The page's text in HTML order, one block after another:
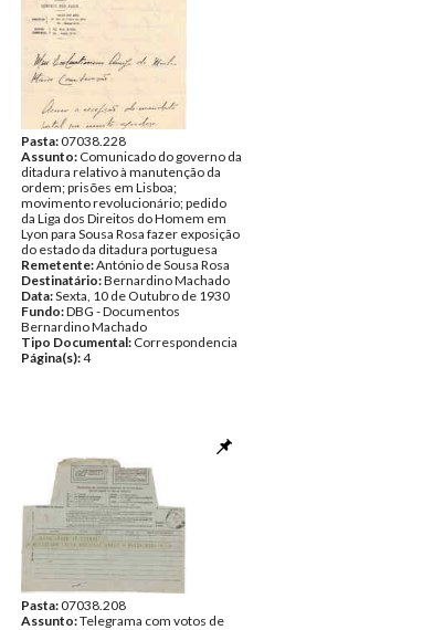
Pasta:07038.228
Assunto: Comunicado do governo da
ditadura relativo à manutenção da
ordem; prisões em Lisboa;
movimento revolucionário; pedido
da Liga dos Direitos do Homem em
Lyon para Sousa Rosa fazer exposição
do estado da ditadura portuguesa
Remetente:António de Sousa Rosa
Destinatário:Bernardino Machado
Data:Sexta, 10 de Outubro de 1930
Fundo:DBG - Documentos
Bernardino Machado
Tipo Documental: Correspondencia
Página(s):4
Pasta:07038.208
Assunto:Telegrama com votos de